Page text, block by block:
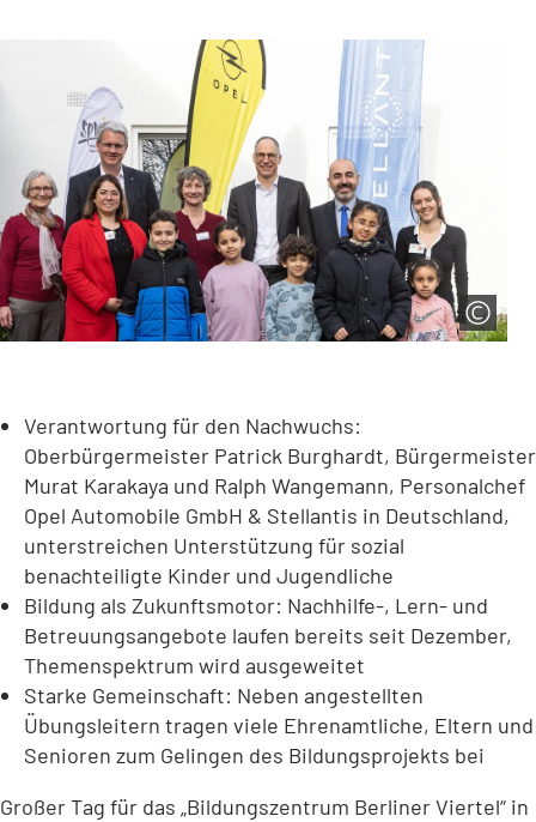
Verantwortung für den Nachwuchs:
Oberbürgermeister Patrick Burghardt, Bürgermeister
Murat Karakaya und Ralph Wangemann, Personalchef
Opel Automobile GmbH & Stellantis in Deutschland,
unterstreichen Unterstützung für sozial
benachteiligte Kinder und Jugendliche
Bildung als Zukunftsmotor: Nachhilfe-, Lern- und
Betreuungsangebote laufen bereits seit Dezember,
Themenspektrum wird ausgeweitet
Starke Gemeinschaft: Neben angestellten
Übungsleitern tragen viele Ehrenamtliche, Eltern und
Senioren zum Gelingen des Bildungsprojekts bei
Großer Tag für das „Bildungszentrum Berliner Viertel“ in